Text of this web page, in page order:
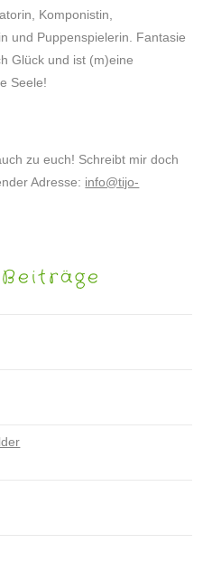
Komponistin,
und Puppenspielerin. Fantasie
Glück und ist (m)eine
Seele!
zu euch! Schreibt mir doch
Adresse: info@tijo-